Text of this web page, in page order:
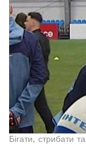
Бігати, стрибати